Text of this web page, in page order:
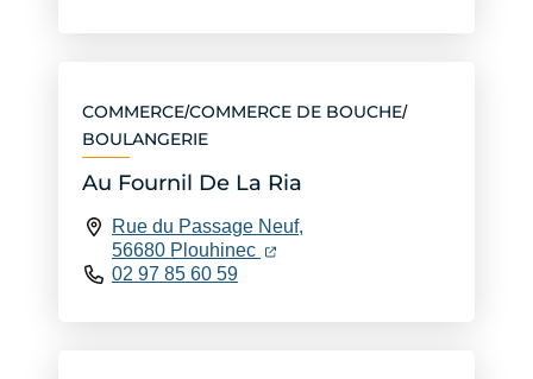
COMMERCE/COMMERCE DE BOUCHE/
BOULANGERIE
Au Fournil De La Ria
Rue du Passage Neuf,
56680 Plouhinec (ouverture dans un nouvel
(ouverture dans un nouvel
02 97 85 60 59